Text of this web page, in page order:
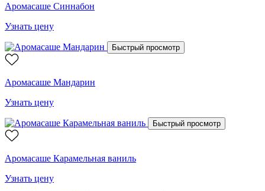
Аромасаше Синнабон
Узнать цену
Быстрый просмотр
Аромасаше Мандарин
Узнать цену
Быстрый просмотр
Аромасаше Карамельная ваниль
Узнать цену